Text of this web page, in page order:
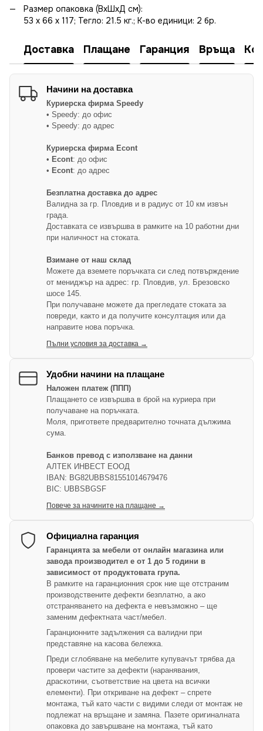
Размер опаковка (ВхШхД см):
53 x 66 x 117; Тегло: 21.5 кг.; К-во единици: 2 бр.
Доставка Плащане Гаранция Връща
Начини на доставка
Куриерска фирма Speedy
• Speedy: до офис
• Speedy: до адрес
Куриерска фирма Econt
• Econt: до офис
• Econt: до адрес
Безплатна доставка до адрес
Валидна за гр. Пловдив и в радиус от 10 км извън
града.
Доставката се извършва в рамките на 10 работни дни
при наличност на стоката.
Взимане от наш склад
Можете да вземете поръчката си след потвърждение
от мениджър на адрес: гр. Пловдив, ул. Брезовско
шосе 145.
При получаване можете да прегледате стоката за
повреди, както и да получите консултация или да
направите нова поръчка.
Пълни условия за доставка →
Удобни начини на плащане
Наложен платеж (ППП)
Плащането се извършва в брой на куриера при
получаване на поръчката.
Моля, пригответе предварително точната дължима
сума.
Банков превод с използване на данни
АЛТЕК ИНВЕСТ ЕООД
IBAN: BG82UBBS81551014679476
BIC: UBBSBGSF
Повече за начините на плащане →
Официална гаранция
Гаранцията за мебели от онлайн магазина или
завода производител е от 1 до 5 години в
зависимост от продуктовата група.
В рамките на гаранционния срок ние ще отстраним
производствените дефекти безплатно, а ако
отстраняването на дефекта е невъзможно – ще
заменим дефектната част/мебел.
Гаранционните задължения са валидни при
представяне на касова бележка.
Преди сглобяване на мебелите купувачът трябва да
провери частите за дефекти (наранявания,
драскотини, съответствие на цвета на всички
елементи). При откриване на дефект – спрете
монтажа, тъй като части с видими следи от монтаж не
подлежат на връщане и замяна. Пазете оригиналната
опаковка до завършване на монтажа, тъй като